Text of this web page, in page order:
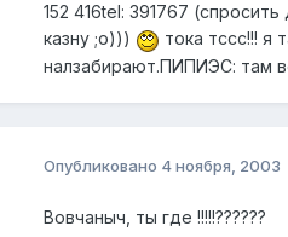
152 416tel: 391767
казну ;o)))
тока тссс!!! я
налзабирают.ПИПИЭС: там
Опубликовано 4 ноября, 2003
Вовчаныч, ты где !!!!!??????